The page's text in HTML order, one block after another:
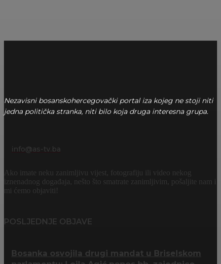
Nezavisni bosanskohercegovački portal iza kojeg ne stoji niti
jedna politička stranka, niti bilo koja druga interesna grupa.
info@as-tv.ba
Ako imate neku zanimljivu vijest, fotografiju ili video nekog
iznenadnog događaja, nešto što smatrate zanimljivim, pošaljite nam i
mi ćemo objaviti!
POSLJEDNJE OBJAVE
Bosanka osvojila drugi mandat u Briselskom